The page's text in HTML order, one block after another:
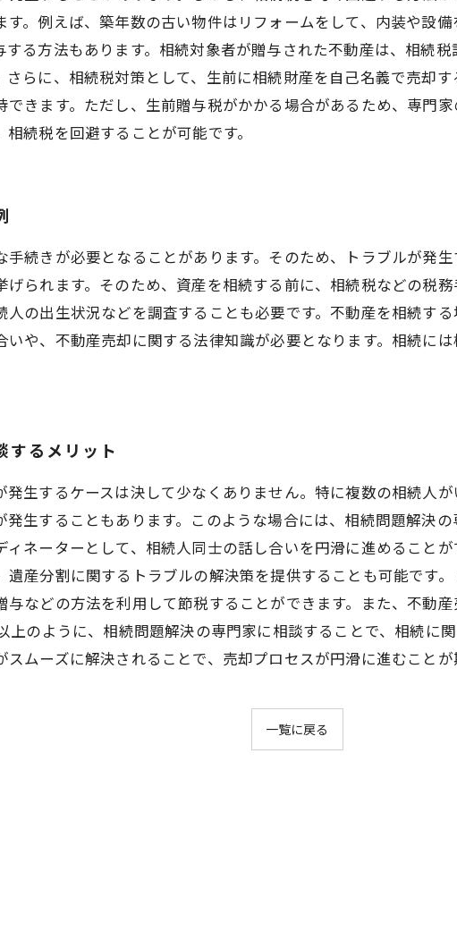
。例えば、築年数の古い物件はリフォームをして、内装や設
る方法もあります。相続対象者が贈与された不動産は、相続
らに、相続税対策として、生前に相続財産を自己名義で売却
きます。ただし、生前贈与税がかかる場合があるため、専門
続税を回避することが可能です。
続きが必要となることがあります。そのため、トラブルが発
られます。そのため、資産を相続する前に、相続税などの税
の出生状況などを調査することも必要です。不動産を相続す
や、不動産売却に関する法律知識が必要となります。相続に
するメリット
生するケースは決して少なくありません。特に複数の相続人
生することもあります。このような場合には、相続問題解決
ネーターとして、相続人同士の話し合いを円滑に進めること
産分割に関するトラブルの解決策を提供することも可能です
などの方法を利用して節税することができます。また、不動
上のように、相続問題解決の専門家に相談することで、相続に
ムーズに解決されることで、売却プロセスが円滑に進むことが
一覧に戻る